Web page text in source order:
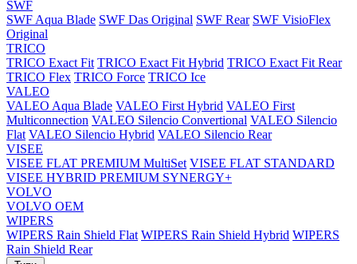
SWF
SWF Aqua Blade SWF Das Original SWF Rear SWF VisioFlex
Original
TRICO
TRICO Exact Fit TRICO Exact Fit Hybrid TRICO Exact Fit Rear
TRICO Flex TRICO Force TRICO Ice
VALEO
VALEO Aqua Blade VALEO First Hybrid VALEO First
Multiconnection VALEO Silencio Convertional VALEO Silencio
Flat VALEO Silencio Hybrid VALEO Silencio Rear
VISEE
VISEE FLAT PREMIUM MultiSet VISEE FLAT STANDARD
VISEE HYBRID PREMIUM SYNERGY+
VOLVO
VOLVO OEM
WIPERS
WIPERS Rain Shield Flat WIPERS Rain Shield Hybrid WIPERS
Rain Shield Rear